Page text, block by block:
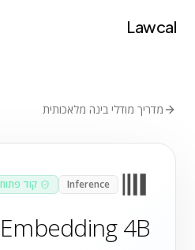
Lawcal
מדריך מודלי בינה מלאכותית
Inference קוד פתוח
4B